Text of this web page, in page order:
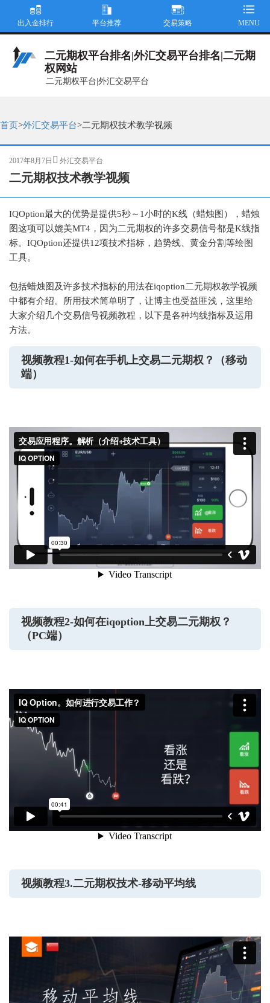
二元期权平台排名|外汇交易平台排名|二元期
权网站
二元期权平台|外汇交易平台
出入金排行 平台推荐 交易策略 MENU
首页>外汇交易平台>二元期权技术教学视频
发
布
于
2017年8月7日
分
类
外汇交易平台
二元期权技术教学视频
IQOption最大的优势是提供5秒～1小时的K线（蜡烛图），蜡烛
图这项可以媲美MT4，因为二元期权的许多交易信号都是K线指
标。IQOption还提供12项技术指标，趋势线、黄金分割等绘图
工具。
包括蜡烛图及许多技术指标的用法在iqoption二元期权教学视频
中都有介绍。所用技术简单明了，让博主也受益匪浅，这里给
大家介绍几个交易信号视频教程，以下是各种均线指标及运用
方法。
视频教程1-如何在手机上交易二元期权？（移动
端）
视频教程2-如何在iqoption上交易二元期权？
（PC端）
视频教程3.二元期权技术-移动平均线